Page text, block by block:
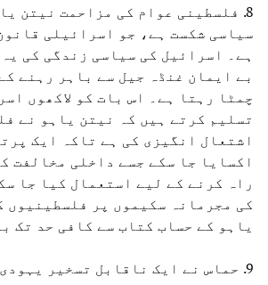
8. فلسطینی عوام کی مزاحمت نیتن
سیاسی شکست ہے، جو اسرائیلی
ہے۔ اسرائیل کی سیاسی زندگی کی
بے ایمان غنڈہ جیل سے باہر رہنے
چمٹا رہتا ہے۔ اس بات کو لاکھوں
تسلیم کرتے ہیں کہ نیتن یاہو نے
اشتعال انگیزی کی ہے تاکہ ایک
اکسایا جا سکے جسے داخلی مخالفت
راہ کرنے کے لیے استعمال کیا جا
کی مجرمانہ سکیموں پر فلسطینیوں
یاہو کے حساب کتاب سے کافی حد تک
9. حماس نے ایک ناقابل تسخیر